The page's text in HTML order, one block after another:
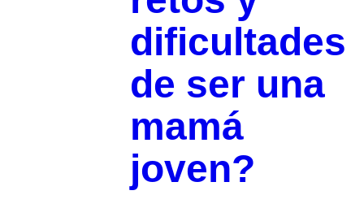
dificultades
de ser una
mamá
joven?